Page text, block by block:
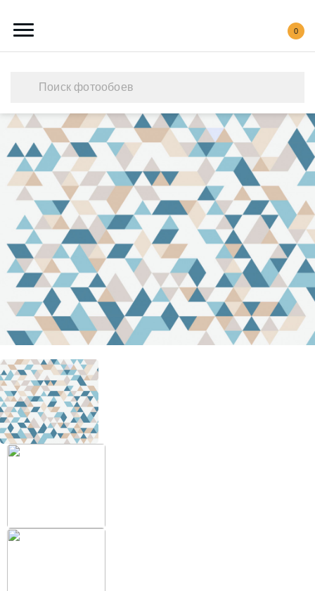
0
Каталог обоев
Наши работы
Создать свои фотообои
Акции
О нас
Контакты
+38 (097) 151 87 57
Избранное